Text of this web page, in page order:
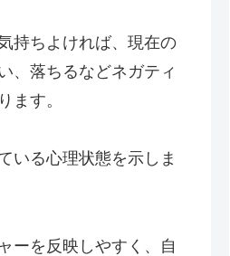
持ちよければ、現在の
、落ちるなどネガティ
ます。
いる心理状態を示しま
ーを反映しやすく、自